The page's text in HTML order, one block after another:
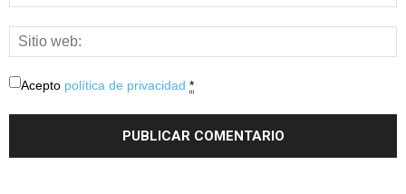
Acepto política de privacidad *